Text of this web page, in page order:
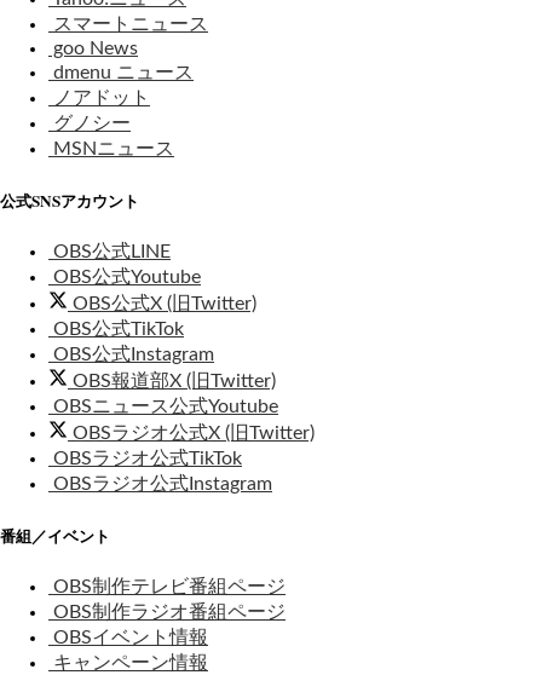
スマートニュース
goo News
dmenu ニュース
ノアドット
グノシー
MSNニュース
公式SNSアカウント
OBS公式LINE
OBS公式Youtube
OBS公式X (旧Twitter)
OBS公式TikTok
OBS公式Instagram
OBS報道部X (旧Twitter)
OBSニュース公式Youtube
OBSラジオ公式X (旧Twitter)
OBSラジオ公式TikTok
OBSラジオ公式Instagram
番組／イベント
OBS制作テレビ番組ページ
OBS制作ラジオ番組ページ
OBSイベント情報
キャンペーン情報